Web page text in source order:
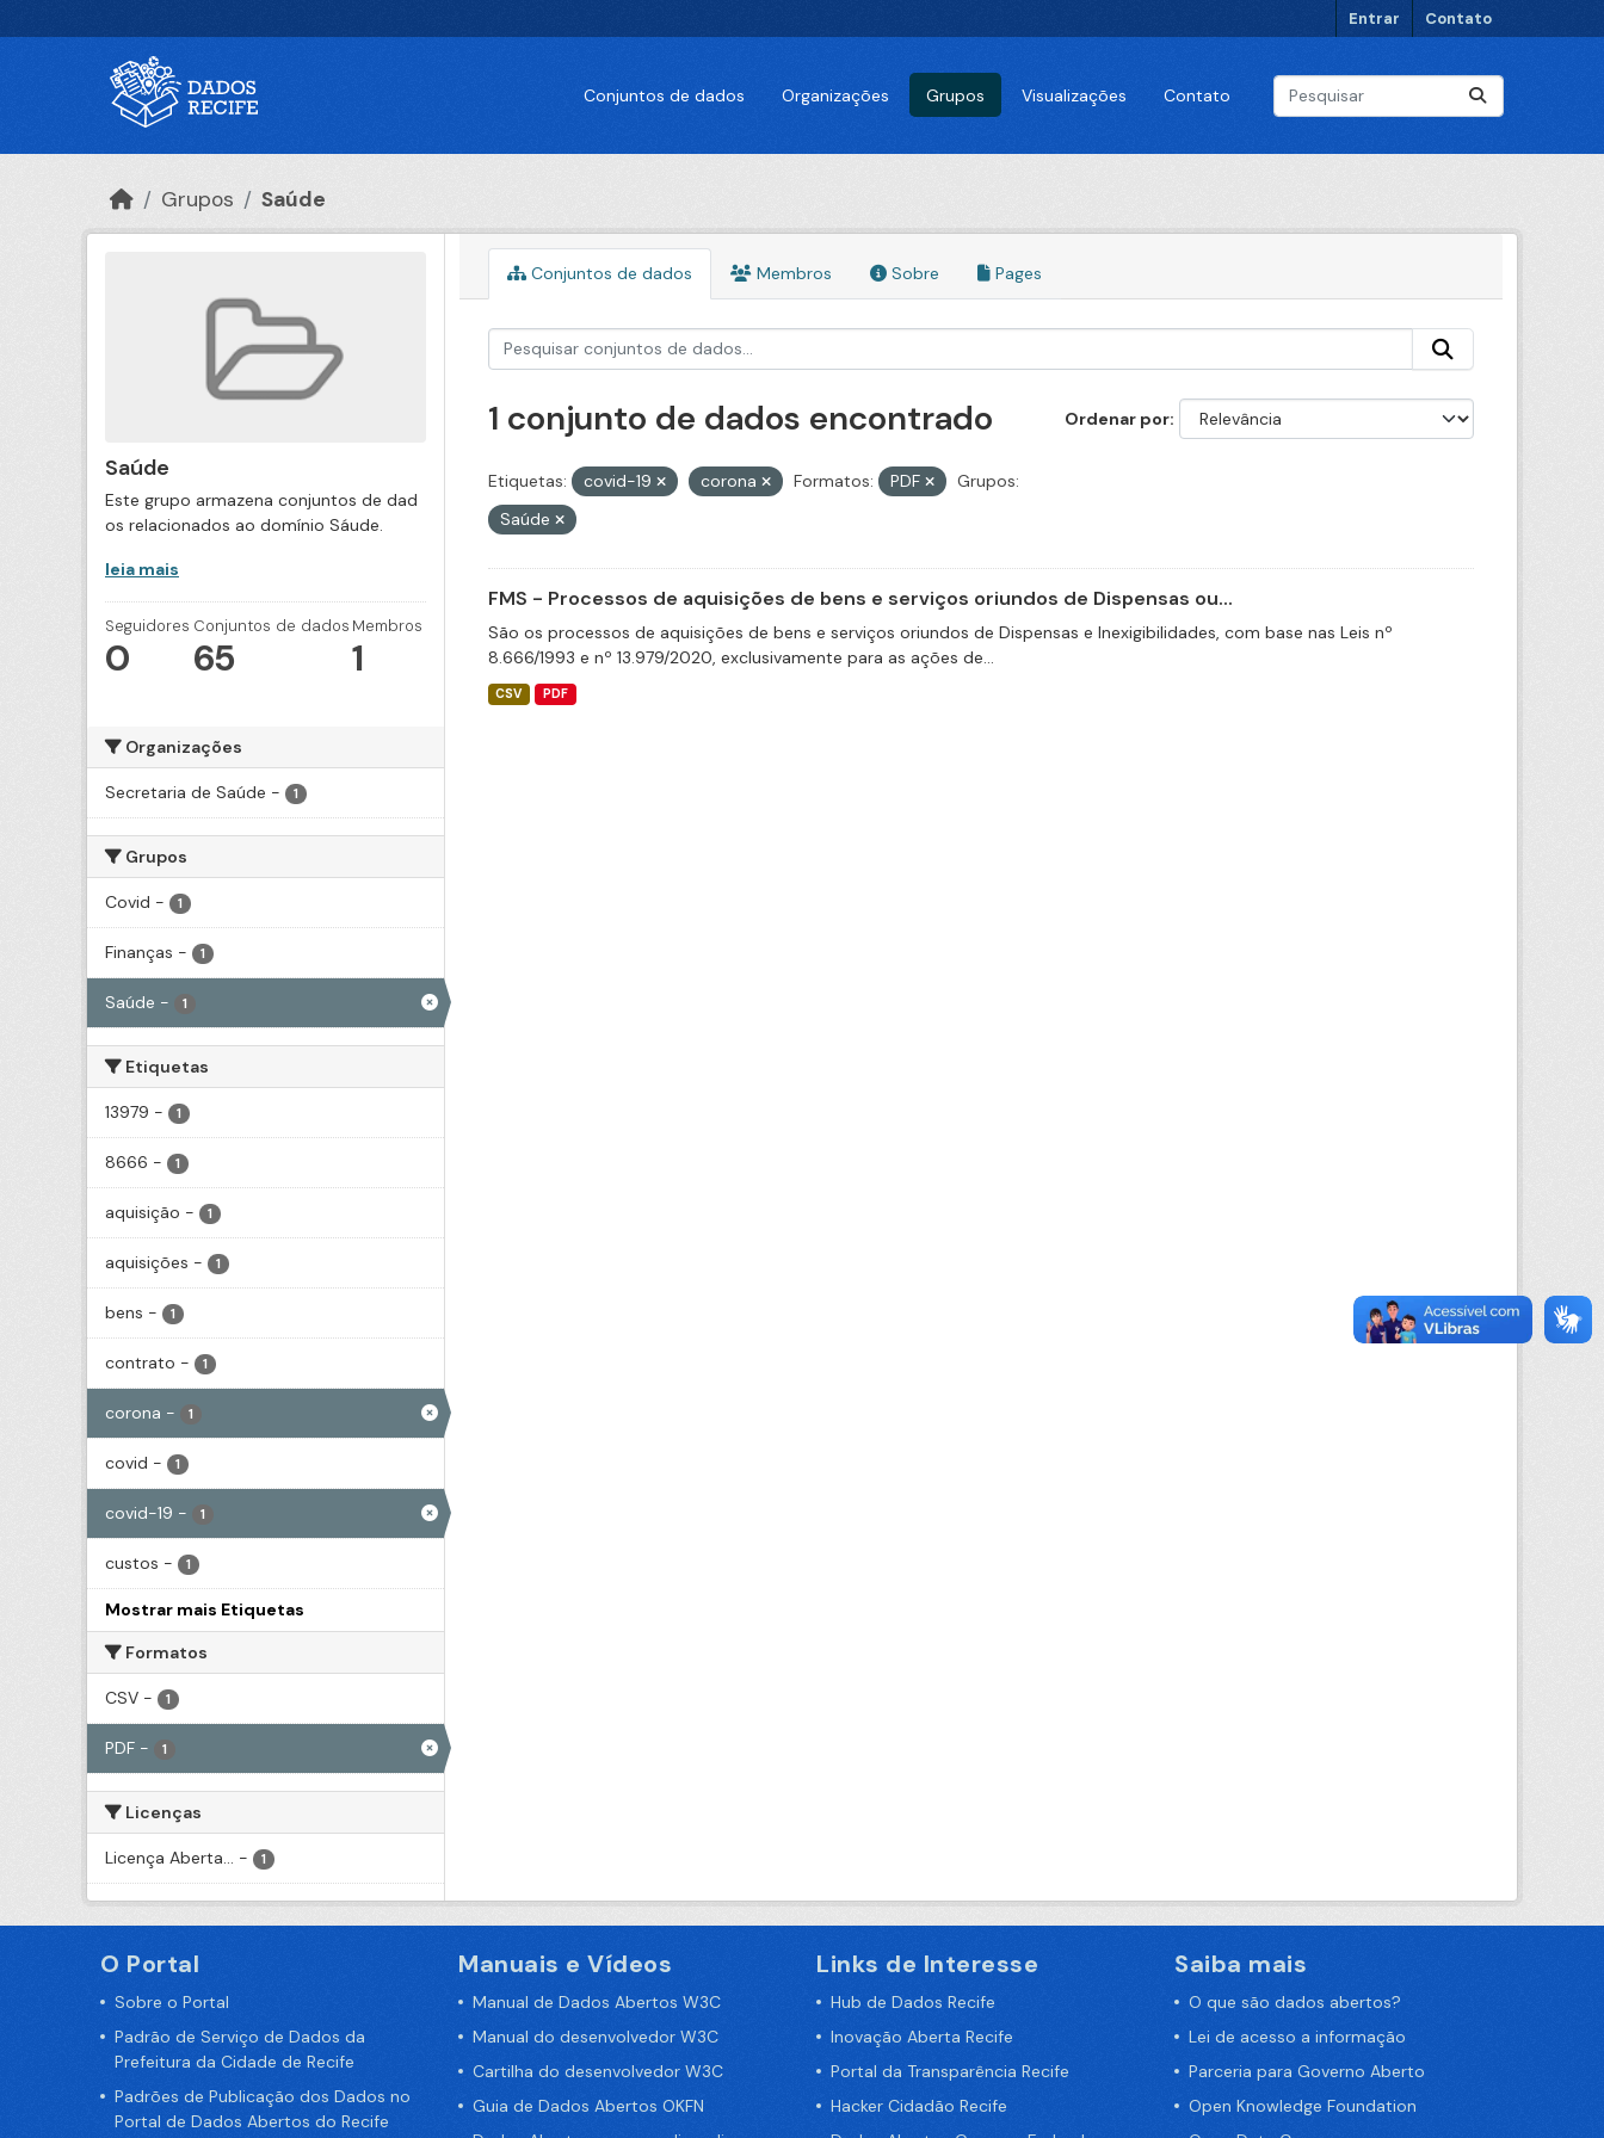
Entrar Contato
Conjuntos de dados Organizações Grupos Visualizações Contato
Grupos Saúde
Saúde
Este grupo armazena conjuntos de dad
os relacionados ao domínio Sáude.
leia mais
Seguidores
0
Conjuntos de dados
65
Membros
1
Organizações
Secretaria de Saúde - 1
Grupos
Covid - 1
Finanças - 1
Saúde - 1
Etiquetas
13979 - 1
8666 - 1
aquisição - 1
aquisições - 1
bens - 1
contrato - 1
corona - 1
covid - 1
covid-19 - 1
custos - 1
Mostrar mais Etiquetas
Formatos
CSV - 1
PDF - 1
Licenças
Licença Aberta... - 1
Conjuntos de dados Membros Sobre Pages
Ordenar por
1 conjunto de dados encontrado
Etiquetas: covid-19 corona Formatos: PDF
Grupos:
Saúde
FMS - Processos de aquisições de bens e serviços oriundos de Dispensas ou...
São os processos de aquisições de bens e serviços oriundos de Dispensas e Inexigibilidades, com base nas Leis nº
8.666/1993 e nº 13.979/2020, exclusivamente para as ações de...
CSV PDF
O Portal
Sobre o Portal
Padrão de Serviço de Dados da
Prefeitura da Cidade de Recife
Padrões de Publicação dos Dados no
Portal de Dados Abertos do Recife
Manuais e Vídeos
Manual de Dados Abertos W3C
Manual do desenvolvedor W3C
Cartilha do desenvolvedor W3C
Guia de Dados Abertos OKFN
Links de Interesse
Hub de Dados Recife
Inovação Aberta Recife
Portal da Transparência Recife
Hacker Cidadão Recife
Saiba mais
O que são dados abertos?
Lei de acesso a informação
Parceria para Governo Aberto
Open Knowledge Foundation